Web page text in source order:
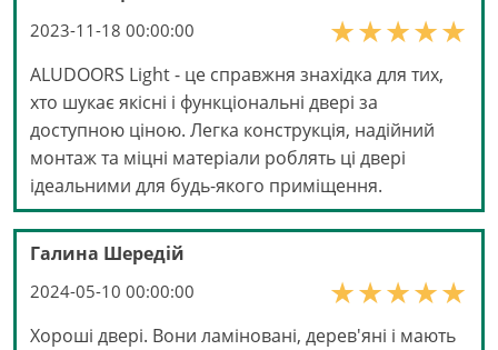
2023-11-18 00:00:00
ALUDOORS Light - це справжня знахідка для тих,
хто шукає якісні і функціональні двері за
доступною ціною. Легка конструкція, надійний
монтаж та міцні матеріали роблять ці двері
ідеальними для будь-якого приміщення.
Галина Шередій
2024-05-10 00:00:00
Хороші двері. Вони ламіновані, дерев'яні і мають